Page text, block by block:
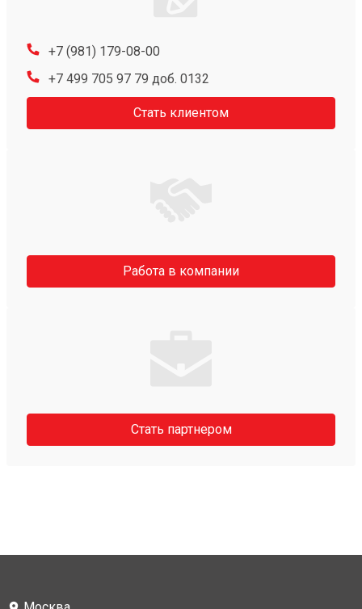
+7 (981) 179-08-00
+7 499 705 97 79 доб. 0132
Стать клиентом
Работа в компании
Стать партнером